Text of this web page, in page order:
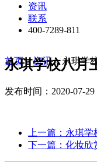
资讯
联系
400-7289-811
首页>资讯>永琪学
永琪学校八月
发布时间：2020-07-29
上一篇：永琪
下一篇：化妆欣